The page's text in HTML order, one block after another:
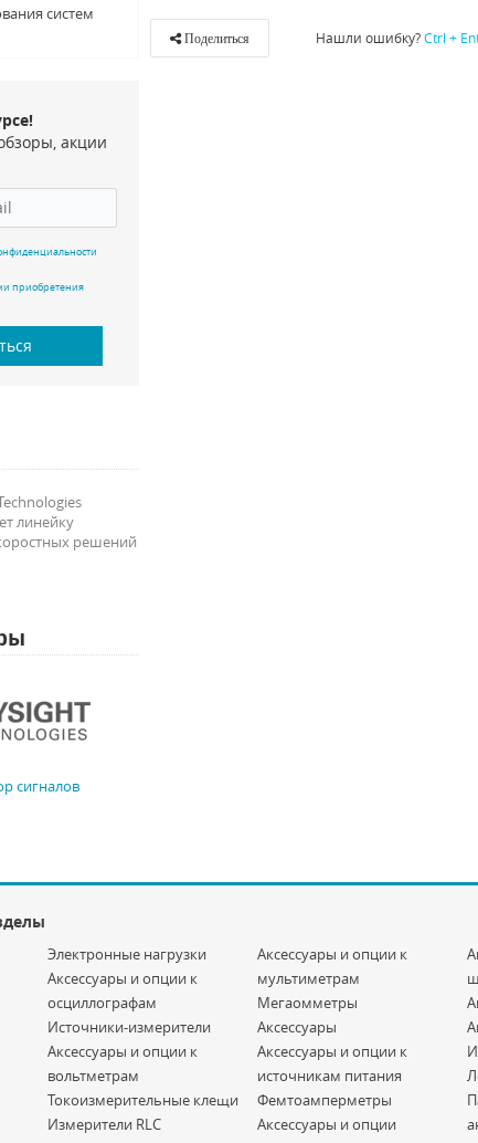
систем
акции
приобретения
линейку
решений
сигналов
Поделиться Нашли ошибку?Ctrl +
Электронные нагрузки
Аксессуары и опции к
осциллографам
Источники-измерители
Аксессуары и опции к
вольтметрам
Токоизмерительные клещи
Измерители RLC
Аксессуары и опции к
мультиметрам
Мегаомметры
Аксессуары
Аксессуары и опции к
источникам питания
Фемтоамперметры
Аксессуары и опции